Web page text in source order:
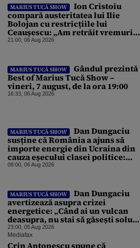
MARIUS TUCĂ SHOW
Ion Cristoiu
compară austeritatea lui Ilie
Bolojan cu restricțiile lui
Ceaușescu: „Am retrăit vremurile
tinereții”
21:00, 06 Aug 2026
MARIUS TUCĂ SHOW
Gândul prezintă
Best of Marius Tucă Show –
vineri, 7 august, de la ora 19:00
16:33, 06 Aug 2026
MARIUS TUCĂ SHOW
Dan Dungaciu
susține că România a ajuns să
importe energie din Ucraina din
cauza eșecului clasei politice:
Este bilanțul politic al ultimilor
08:00, 06 Aug 2026
MARIUS TUCĂ SHOW
Dan Dungaciu
avertizează asupra crizei
energetice: „Când ai un vulcan
deasupra, nu stai să găsești soluții
cu leucoplast”
23:00, 05 Aug 2026
Mediafax
Crin Antonescu spune că